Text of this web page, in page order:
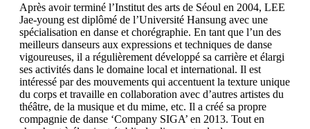
Après avoir terminé l’Institut des arts de Séoul en 2004, LEE
Jae-young est diplômé de l’Université Hansung avec une
spécialisation en danse et chorégraphie. En tant que l’un des
meilleurs danseurs aux expressions et techniques de danse
vigoureuses, il a régulièrement développé sa carrière et élargi
ses activités dans le domaine local et international. Il est
intéressé par des mouvements qui accentuent la texture unique
du corps et travaille en collaboration avec d’autres artistes du
théâtre, de la musique et du mime, etc. Il a créé sa propre
compagnie de danse ‘Company SIGA’ en 2013. Tout en